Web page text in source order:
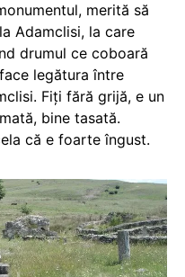
merită să
Adamclisi, la care
drumul ce coboară
legătura între
Fiţi fără grijă, e un
bine tasată.
că e foarte îngust.